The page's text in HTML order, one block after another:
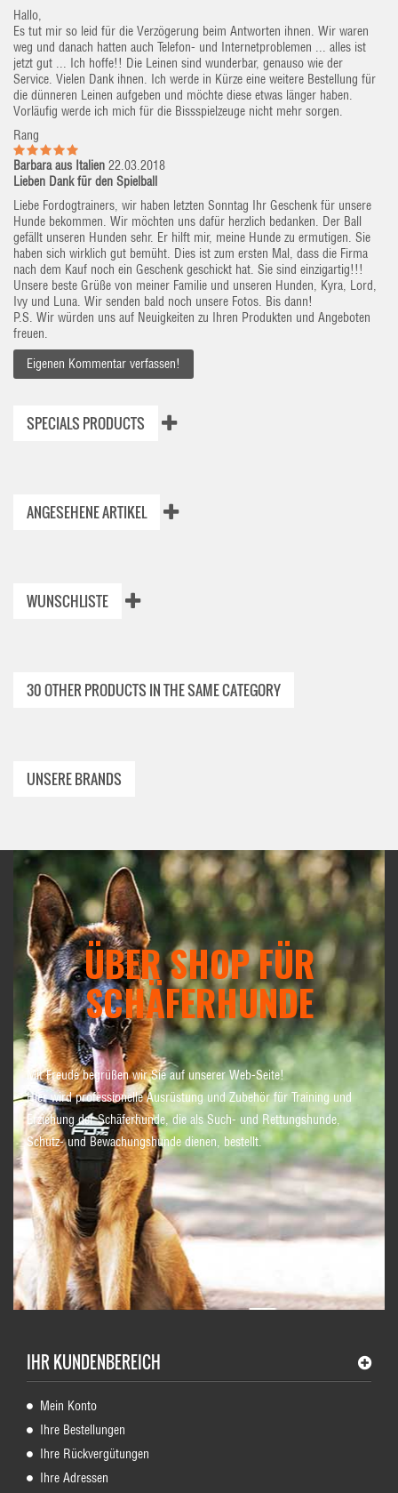
Hallo,
Es tut mir so leid für die Verzögerung beim Antworten ihnen. Wir waren
weg und danach hatten auch Telefon- und Internetproblemen ... alles ist
jetzt gut ... Ich hoffe!! Die Leinen sind wunderbar, genauso wie der
Service. Vielen Dank ihnen. Ich werde in Kürze eine weitere Bestellung für
die dünneren Leinen aufgeben und möchte diese etwas länger haben.
Vorläufig werde ich mich für die Bissspielzeuge nicht mehr sorgen.
Rang
Barbara aus Italien 22.03.2018
Lieben Dank für den Spielball
Liebe Fordogtrainers, wir haben letzten Sonntag Ihr Geschenk für unsere
Hunde bekommen. Wir möchten uns dafür herzlich bedanken. Der Ball
gefällt unseren Hunden sehr. Er hilft mir, meine Hunde zu ermutigen. Sie
haben sich wirklich gut bemüht. Dies ist zum ersten Mal, dass die Firma
nach dem Kauf noch ein Geschenk geschickt hat. Sie sind einzigartig!!!
Unsere beste Grüße von meiner Familie und unseren Hunden, Kyra, Lord,
Ivy und Luna. Wir senden bald noch unsere Fotos. Bis dann!
P.S. Wir würden uns auf Neuigkeiten zu Ihren Produkten und Angeboten
freuen.
Eigenen Kommentar verfassen!
SPECIALS PRODUCTS
ANGESEHENE ARTIKEL
WUNSCHLISTE
30 OTHER PRODUCTS IN THE SAME CATEGORY
UNSERE BRANDS
ÜBER SHOP FÜR
SCHÄFERHUNDE
Mit Freude begrüßen wir Sie auf unserer Web-Seite!
Hier wird professionelle Ausrüstung und Zubehör für Training und
Erziehung der Schäferhunde, die als Such- und Rettungshunde,
Schutz- und Bewachungshunde dienen, bestellt.
IHR KUNDENBEREICH
Mein Konto
Ihre Bestellungen
Ihre Rückvergütungen
Ihre Adressen